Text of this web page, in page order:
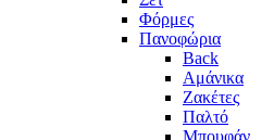
Φόρμες
Πανοφώρια
Back
Αμάνικα
Ζακέτες
Παλτό
Μπουφάν